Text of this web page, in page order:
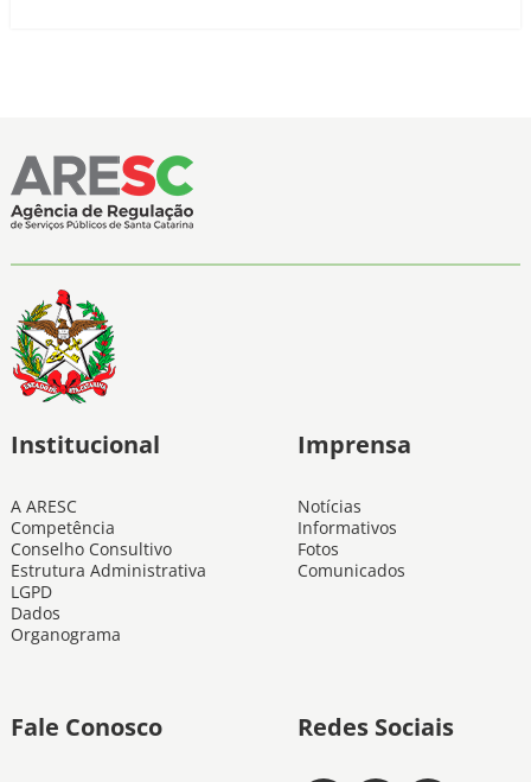
Institucional
A ARESC
Competência
Conselho Consultivo
Estrutura Administrativa
LGPD
Dados
Organograma
Imprensa
Notícias
Informativos
Fotos
Comunicados
Fale Conosco Redes Sociais